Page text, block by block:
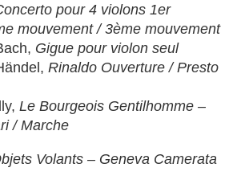
pour 4 violons 1er
mouvement / 3ème mouvement
Gigue pour violon seul
Rinaldo Ouverture / Presto
Le Bourgeois Gentilhomme –
/ Marche
Volants – Geneva Camerata